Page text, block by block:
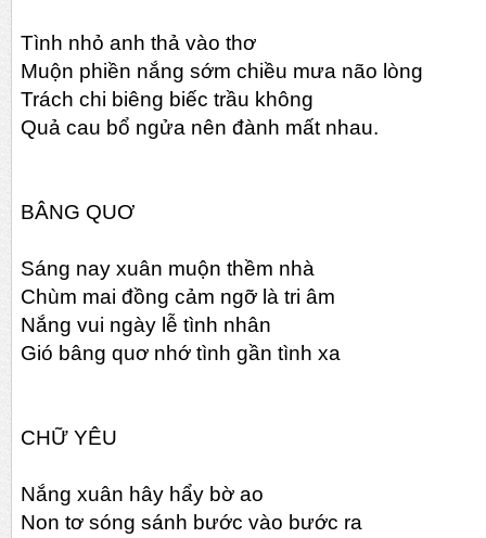
Tình nhỏ anh thả vào thơ
Muộn phiền nắng sớm chiều mưa não lòng
Trách chi biêng biếc trầu không
Quả cau bổ ngửa nên đành mất nhau.
BÂNG QUƠ
Sáng nay xuân muộn thềm nhà
Chùm mai đồng cảm ngỡ là tri âm
Nắng vui ngày lễ tình nhân
Gió bâng quơ nhớ tình gần tình xa
CHỮ YÊU
Nắng xuân hây hẩy bờ ao
Non tơ sóng sánh bước vào bước ra